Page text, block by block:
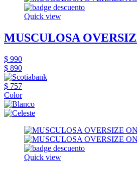
Quick view
MUSCULOSA
$ 990
$ 890
$ 757
Color
Quick view